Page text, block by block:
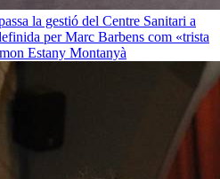
la gestió del Centre Sanitari a
per Marc Barbens com «trista
Estany Montanyà